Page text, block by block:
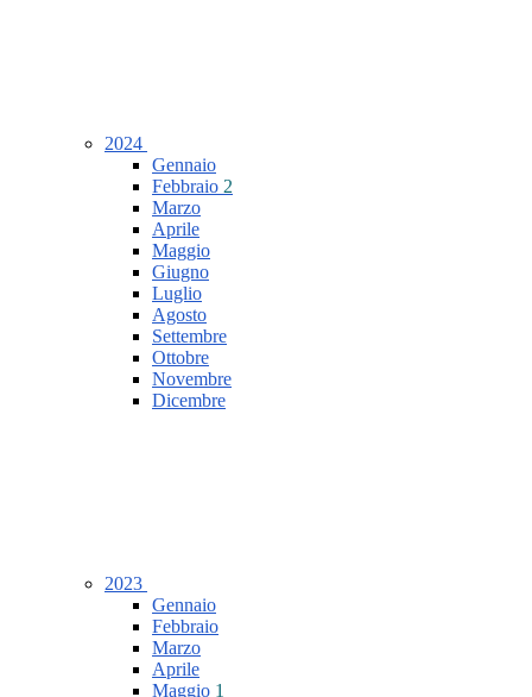
2024
Gennaio
Febbraio 2
Marzo
Aprile
Maggio
Giugno
Luglio
Agosto
Settembre
Ottobre
Novembre
Dicembre
2023
Gennaio
Febbraio
Marzo
Aprile
Maggio 1